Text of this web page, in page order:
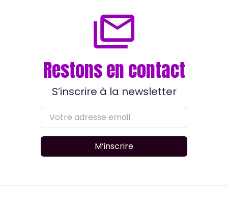
Restons en contact
S’inscrire à la newsletter
M’inscrire